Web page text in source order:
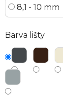
8,1 - 10 mm
Barva lišty